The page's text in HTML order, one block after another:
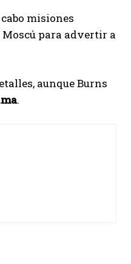
misiones
Moscú para advertir a
aunque Burns
.